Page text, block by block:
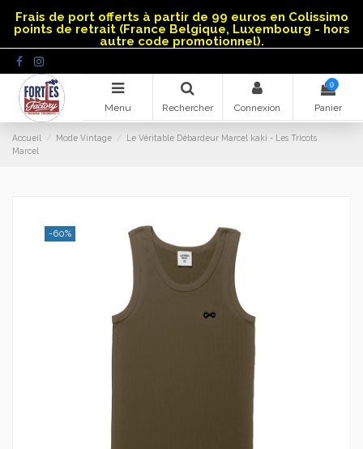
Frais de port offerts à partir de 99 euros en Colissimo
points de retrait (France Belgique, Luxembourg - hors
autre code promotionnel).
Menu Rechercher Connexion
0
Panier
Accueil Mode Vintage
Le Véritable Débardeur Marcel kaki - Les Tricots
Marcel
-60%